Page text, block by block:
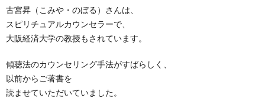
古宮昇（こみや・のぼる）さんは、
スピリチュアルカウンセラーで、
大阪経済大学の教授もされています。
傾聴法のカウンセリング手法がすばらしく、
以前からご著書を
読ませていただいていました。